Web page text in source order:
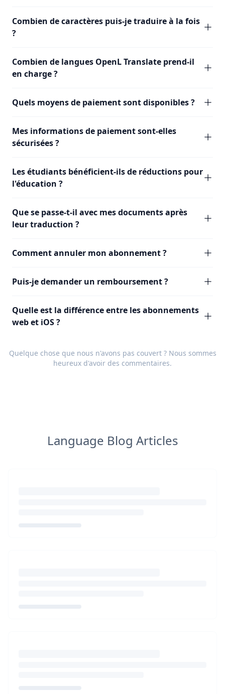
Combien de caractères puis-je traduire à la fois
?
Combien de langues OpenL Translate prend-il
en charge ?
Quels moyens de paiement sont disponibles ?
Mes informations de paiement sont-elles
sécurisées ?
Les étudiants bénéficient-ils de réductions pour
l'éducation ?
Que se passe-t-il avec mes documents après
leur traduction ?
Comment annuler mon abonnement ?
Puis-je demander un remboursement ?
Quelle est la différence entre les abonnements
web et iOS ?
Quelque chose que nous n'avons pas couvert ? Nous sommes
heureux d'avoir des commentaires.
Language Blog Articles